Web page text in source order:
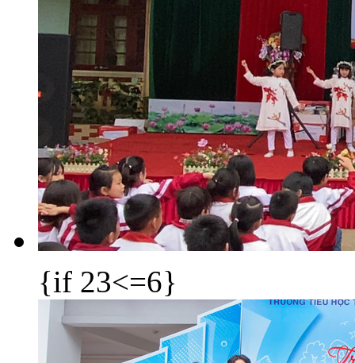
{if 23<=6}